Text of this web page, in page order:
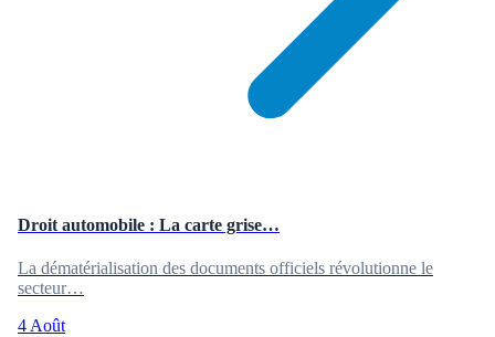
Droit automobile : La carte grise…
La dématérialisation des documents officiels révolutionne le
secteur…
4 Août